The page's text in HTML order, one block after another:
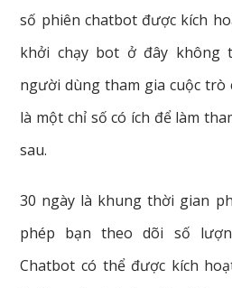
số phiên chatbot được kích
khởi chạy bot ở đây không
người dùng tham gia cuộc trò
là một chỉ số có ích để làm
sau.
30 ngày là khung thời gian
phép bạn theo dõi số
Chatbot có thể được kích